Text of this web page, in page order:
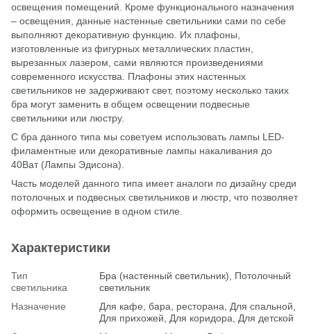
освещения помещений. Кроме функционального назначения
– освещения, данные настенные светильники сами по себе
выполняют декоративную функцию. Их плафоны,
изготовленные из фигурных металлических пластин,
вырезанных лазером, сами являются произведениями
современного искусства. Плафоны этих настенных
светильников не задерживают свет, поэтому несколько таких
бра могут заменить в общем освещении подвесные
светильники или люстру.
С бра данного типа мы советуем использовать лампы LED-
филаментные или декоративные лампы накаливания до
40Ват (Лампы Эдисона).
Часть моделей данного типа имеет аналоги по дизайну среди
потолочных и подвесных светильников и люстр, что позволяет
оформить освещение в одном стиле.
Характеристики
Тип
светильника
Бра (настенный светильник), Потолочный
светильник
Назначение
Для кафе, бара, ресторана, Для спальной,
Для прихожей, Для коридора, Для детской